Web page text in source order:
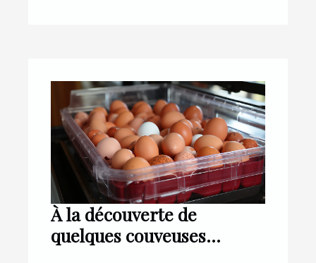
À la découverte de
quelques couveuses